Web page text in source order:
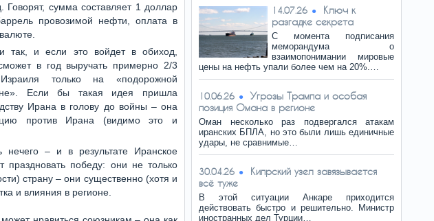
Говорят, сумма составляет 1 доллар
провозимой нефти, оплата в
так, и если это войдет в обиход,
в год выручать примерно 2/3
только на «подорожной
Если бы такая идея пришла
Ирана в голову до войны – она
против Ирана (видимо это и
нечего – и в результате Иранское
праздновать победу: они не только
страну – они существенно (хотя и
и влияния в регионе.
14.07.26
Ключ к
разгадке секрета
С момента подписания
меморандума о
взаимопонимании мировые
цены на нефть упали более чем на 20%.…
10.06.26
Угрозы Трампа и особая
позиция Омана в регионе
Оман несколько раз подвергался атакам
иранских БПЛА, но это были лишь единичные
удары, не сравнимые…
30.04.26
Кипрский узел завязывается
всё туже
В этой ситуации Анкаре приходится
действовать быстро и решительно. Министр
иностранных дел Турции…